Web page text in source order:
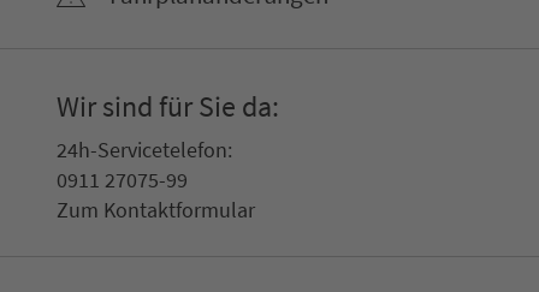
Wir sind für Sie da:
24h-Ser­vice­te­le­fon:
0911 27075-99
Zum Kon­taktformular